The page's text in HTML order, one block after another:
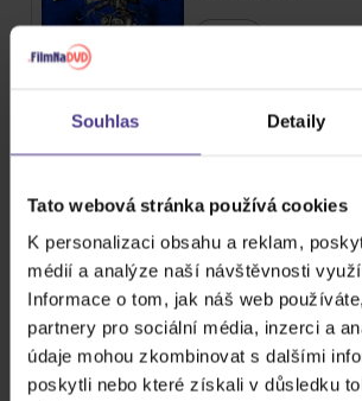
Souhlas Detaily
Tato webová stránka používá cookies
K personalizaci obsahu a reklam,
médií a analýze naší návštěvnosti
Informace o tom, jak náš web
partnery pro sociální média, inzerci a
údaje mohou zkombinovat s dalšími
poskytli nebo které získali v důsledku
4CD
Skladem
Mišík Vladimír:
roky